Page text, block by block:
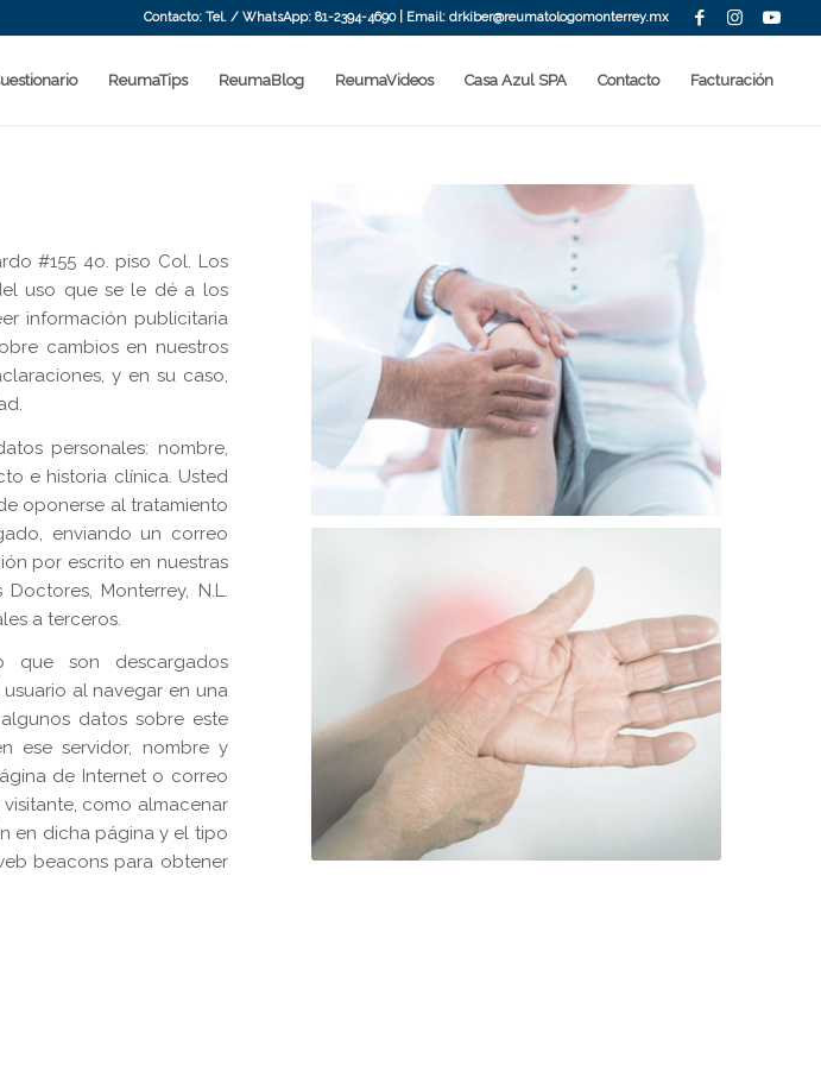
Contacto: Tel. / WhatsApp: 81-2394-4690 | Email:drkiber@reumatologomonterrey.mx
ReumaTips ReumaBlog ReumaVideos Casa Azul SPA Contacto Facturación
#155 4o. piso Col. Los
uso que se le dé a los
información publicitaria
cambios en nuestros
y en su caso,
personales: nombre,
e historia clínica. Usted
oponerse al tratamiento
enviando un correo
por escrito en nuestras
Monterrey, N.L.
a terceros.
son descargados
al navegar en una
datos sobre este
ese servidor, nombre y
de Internet o correo
como almacenar
en dicha página y el tipo
beacons para obtener